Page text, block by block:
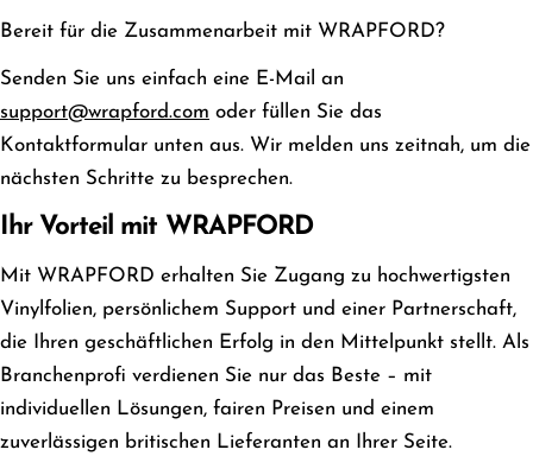
Bereit für die Zusammenarbeit mit WRAPFORD?
Senden Sie uns einfach eine E-Mail an
support@wrapford.com oder füllen Sie das
Kontaktformular unten aus. Wir melden uns zeitnah, um die
nächsten Schritte zu besprechen.
Ihr Vorteil mit WRAPFORD
Mit WRAPFORD erhalten Sie Zugang zu hochwertigsten
Vinylfolien, persönlichem Support und einer Partnerschaft,
die Ihren geschäftlichen Erfolg in den Mittelpunkt stellt. Als
Branchenprofi verdienen Sie nur das Beste – mit
individuellen Lösungen, fairen Preisen und einem
zuverlässigen britischen Lieferanten an Ihrer Seite.